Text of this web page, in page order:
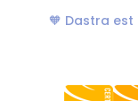
🧡 Dastra